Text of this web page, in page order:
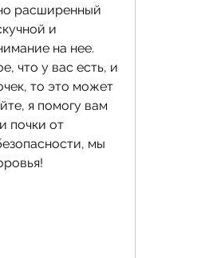
расширенный
и
на нее.
что у вас есть, и
то это может
я помогу вам
почки от
мы